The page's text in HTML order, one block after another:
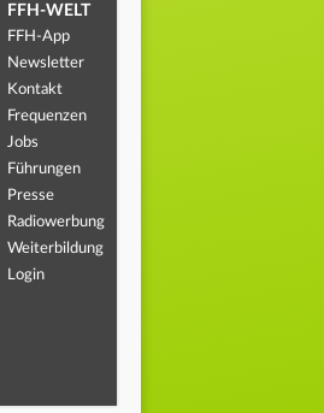
FFH-WELT
FFH-App
Newsletter
Kontakt
Frequenzen
Jobs
Führungen
Presse
Radiowerbung
Weiterbildung
Login